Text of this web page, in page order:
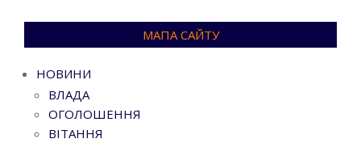
МАПА САЙТУ
НОВИНИ
ВЛАДА
ОГОЛОШЕННЯ
ВІТАННЯ